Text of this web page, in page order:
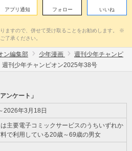
アプリ通知 フォロー いいね
ますので、併せて受け取ることをお勧めします。 ※
了承ください。
ン編集部 少年漫画
週刊少年チャンピ
週刊少年チャンピオン2025年38号
ンケート」
2026年3月18日
主要電子コミックサービスのうちいずれか
で利用している20歳～69歳の男女